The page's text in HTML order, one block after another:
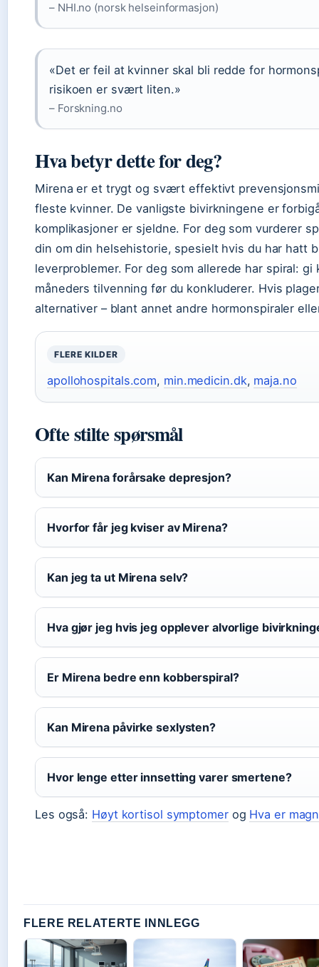
– NHI.no (norsk helseinformasjon)
«Det er feil at kvinner skal bli redde for
risikoen er svært liten.»
– Forskning.no
Hva betyr dette for deg?
Mirena er et trygt og svært effektivt
fleste kvinner. De vanligste bivirkningene er
komplikasjoner er sjeldne. For deg som vurderer
din om din helsehistorie, spesielt hvis du har hatt
leverproblemer. For deg som allerede har spiral: gi
måneders tilvenning før du konkluderer. Hvis
alternativer – blant annet andre hormonspiraler
FLERE KILDER
apollohospitals.com, min.medicin.dk, maja.no
Ofte stilte spørsmål
Kan Mirena forårsake depresjon?
Hvorfor får jeg kviser av Mirena?
Kan jeg ta ut Mirena selv?
Hva gjør jeg hvis jeg opplever alvorlige
Er Mirena bedre enn kobberspiral?
Kan Mirena påvirke sexlysten?
Hvor lenge etter innsetting varer smertene?
Les også: Høyt kortisol symptomerog Hva er
FLERE RELATERTE INNLEGG